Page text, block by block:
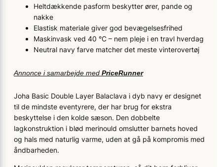
Heltdækkende pasform beskytter ører, pande og
nakke
Elastisk materiale giver god bevægelsesfrihed
Maskinvask ved 40 °C – nem pleje i en travl hverdag
Neutral navy farve matcher det meste vinterovertøj
Annonce i samarbejde med PriceRunner
Joha Basic Double Layer Balaclava i dyb navy er designet
til de mindste eventyrere, der har brug for ekstra
beskyttelse i den kolde sæson. Den dobbelte
lagkonstruktion i blød merinould omslutter barnets hoved
og hals med naturlig varme, uden at gå på kompromis med
åndbarheden.